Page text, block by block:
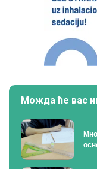
Можда ће вас